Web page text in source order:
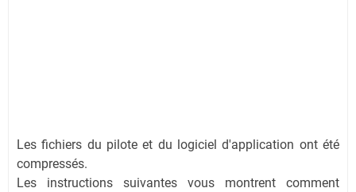
Les fichiers du pilote et du logiciel d'application ont été
compressés.
Les instructions suivantes vous montrent comment